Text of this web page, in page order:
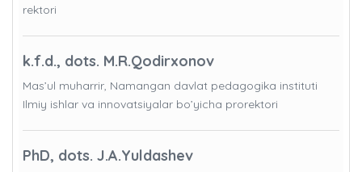
rektori
k.f.d., dots. M.R.Qodirxonov
Mas’ul muharrir, Namangan davlat pedagogika instituti
Ilmiy ishlar va innovatsiyalar bo’yicha prorektori
PhD, dots. J.A.Yuldashev